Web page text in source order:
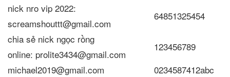
nick nro vip 2022:
screamshouttt@gmail.com
64851325454
chia sẻ nick ngọc rồng
online: prolite3434@gmail.com
123456789
michael2019@gmail.com
0234587412abc